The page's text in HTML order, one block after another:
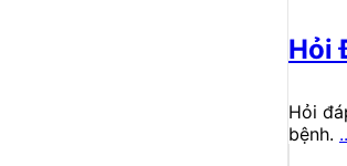
Hỏi
Hỏi
bệnh.